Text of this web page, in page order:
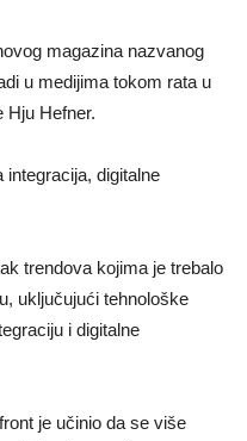
magazina nazvanog
u medijima tokom rata u
Hju Hefner.
digitalne
trendova kojima je trebalo
uključujući tehnološke
i digitalne
je učinio da se više